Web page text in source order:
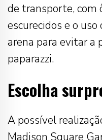
de transporte, com
escurecidos e o
arena para evitar a
paparazzi.
Escolha
A possível
Madison Square